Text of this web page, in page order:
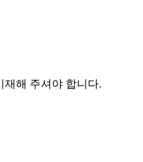
재해 주셔야 합니다.